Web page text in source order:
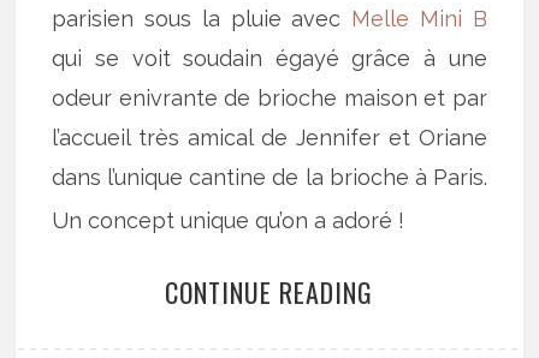
parisien sous la pluie avec Melle Mini B
qui se voit soudain égayé grâce à une
odeur enivrante de brioche maison et par
l’accueil très amical de Jennifer et Oriane
dans l’unique cantine de la brioche à Paris.
Un concept unique qu’on a adoré !
CONTINUE READING